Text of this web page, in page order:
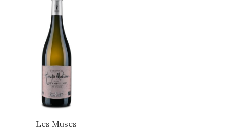
Les Muses